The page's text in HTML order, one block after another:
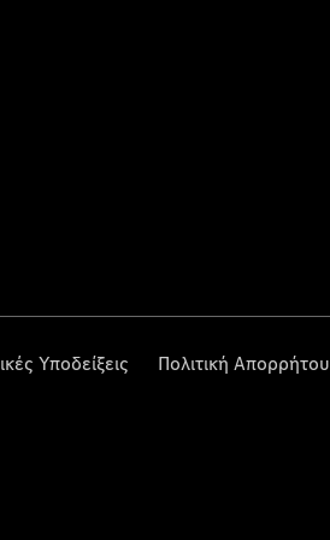
Υποδείξεις Πολιτική Απορρήτου